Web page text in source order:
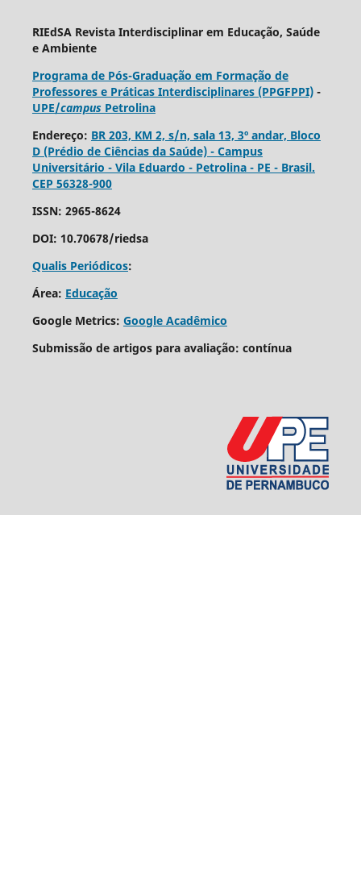
RIEdSA Revista Interdisciplinar em Educação, Saúde
e Ambiente
Programa de Pós-Graduação em Formação de
Professores e Práticas Interdisciplinares (PPGFPPI)-
UPE/campusPetrolina
Endereço: BR 203, KM 2, s/n, sala 13, 3º andar, Bloco
D (Prédio de Ciências da Saúde) - Campus
Universitário - Vila Eduardo - Petrolina - PE - Brasil.
CEP 56328-900
ISSN: 2965-8624
DOI: 10.70678/riedsa
Qualis Periódicos:
Área: Educação
Google Metrics: Google Acadêmico
Submissão de artigos para avaliação: contínua